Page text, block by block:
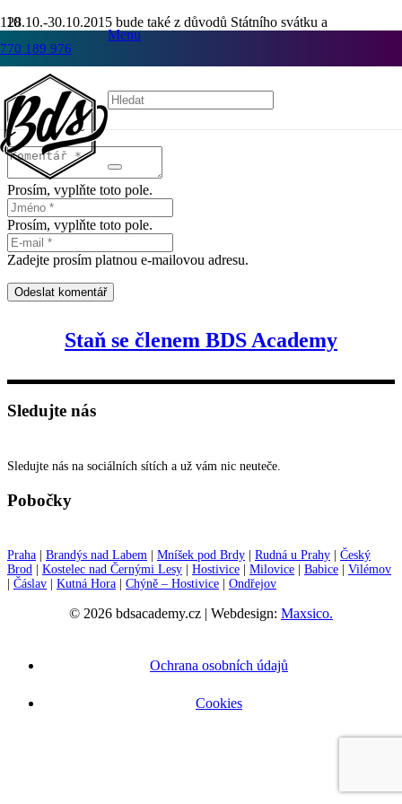
770 189 976
Menu
28.10.-30.10.2015 bude také z důvodů Státního svátku a
podzimních prazdnin BDS academy zavřené!
Napsat komentář
Vaše e-mailová adresa nebude zveřejněna. Vyžadované informace
jsou označeny
Prosím, vyplňte toto pole.
Prosím, vyplňte toto pole.
Zadejte prosím platnou e-mailovou adresu.
Odeslat komentář
Staň se členem BDS Academy
Sledujte nás
Sledujte nás na sociálních sítích a už vám nic neuteče.
Pobočky
Praha Brandýs nad Labem Mníšek pod Brdy Rudná u Prahy
Český
Brod
Kostelec nad Černými Lesy Hostivice Milovice Babice
Vilémov
Čáslav Kutná Hora Chýně – Hostivice Ondřejov
© 2026 bdsacademy.cz | Webdesign: Maxsico.
Ochrana osobních údajů
Cookies